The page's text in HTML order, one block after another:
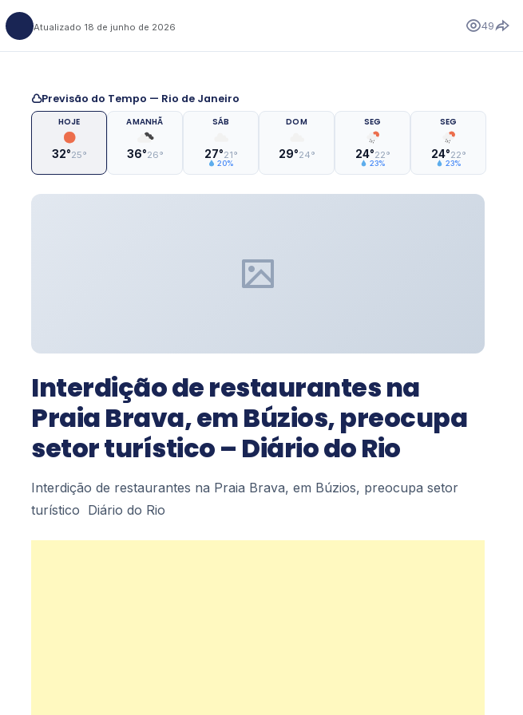
Atualizado 18 de junho de 2026 49
Previsão do Tempo — Rio de Janeiro
HOJE
32°25°
AMANHÃ
36°26°
SÁB
27°21°
20%
DOM
29°24°
SEG
24°22°
23%
SEG
24°22°
23%
Interdição de restaurantes na
Praia Brava, em Búzios, preocupa
setor turístico – Diário do Rio
Interdição de restaurantes na Praia Brava, em Búzios, preocupa setor
turístico Diário do Rio